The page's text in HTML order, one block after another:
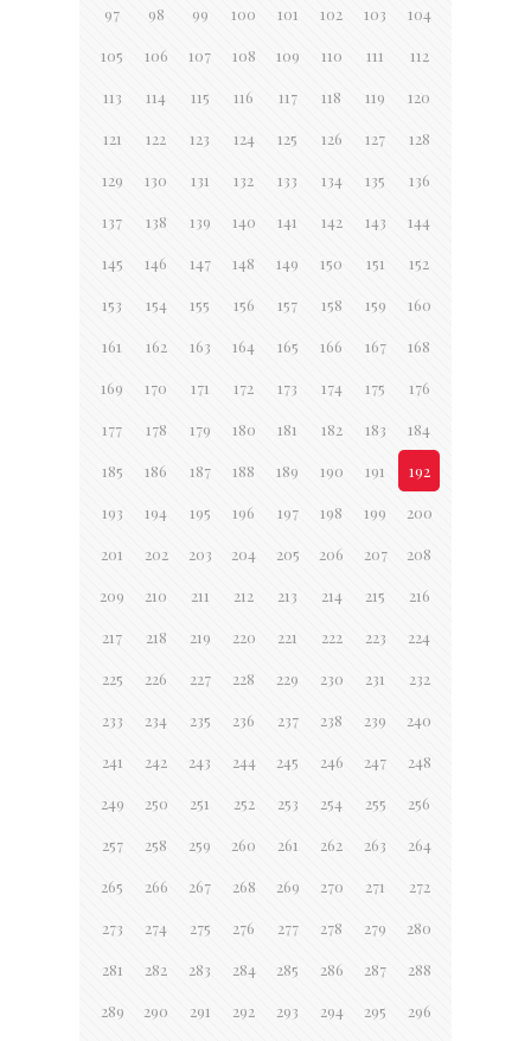
97 98 99 100 101 102 103 104
105 106 107 108 109 110 111 112
113 114 115 116 117 118 119 120
121 122 123 124 125 126 127 128
129 130 131 132 133 134 135 136
137 138 139 140 141 142 143 144
145 146 147 148 149 150 151 152
153 154 155 156 157 158 159 160
161 162 163 164 165 166 167 168
169 170 171 172 173 174 175 176
177 178 179 180 181 182 183 184
185 186 187 188 189 190 191 192
193 194 195 196 197 198 199 200
201 202 203 204 205 206 207 208
209 210 211 212 213 214 215 216
217 218 219 220 221 222 223 224
225 226 227 228 229 230 231 232
233 234 235 236 237 238 239 240
241 242 243 244 245 246 247 248
249 250 251 252 253 254 255 256
257 258 259 260 261 262 263 264
265 266 267 268 269 270 271 272
273 274 275 276 277 278 279 280
281 282 283 284 285 286 287 288
289 290 291 292 293 294 295 296